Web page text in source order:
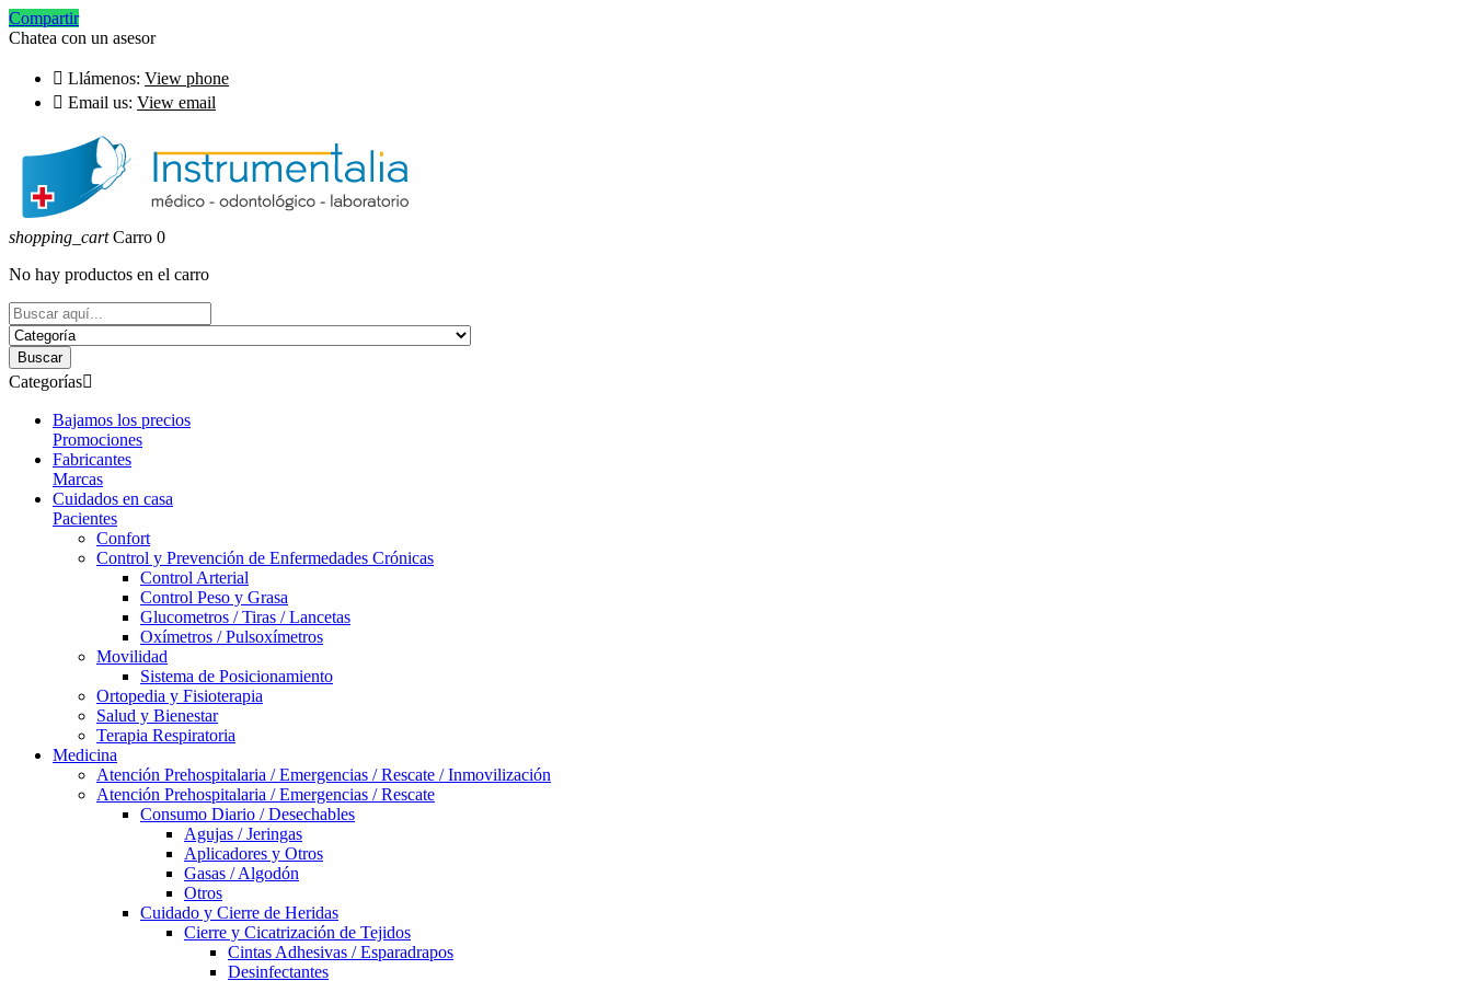
Compartir
Chatea con un asesor
 Llámenos: View phone
 Email us: View email
shopping_cart Carro 0
No hay productos en el carro
Buscar
Categorías
Bajamos los precios
Promociones
Fabricantes
Marcas
Cuidados en casa
Pacientes
Confort
Control y Prevención de Enfermedades Crónicas
Control Arterial
Control Peso y Grasa
Glucometros / Tiras / Lancetas
Oxímetros / Pulsoxímetros
Movilidad
Sistema de Posicionamiento
Ortopedia y Fisioterapia
Salud y Bienestar
Terapia Respiratoria
Medicina
Atención Prehospitalaria / Emergencias / Rescate / Inmovilización
Atención Prehospitalaria / Emergencias / Rescate
Consumo Diario / Desechables
Agujas / Jeringas
Aplicadores y Otros
Gasas / Algodón
Otros
Cuidado y Cierre de Heridas
Cierre y Cicatrización de Tejidos
Cintas Adhesivas / Esparadrapos
Desinfectantes